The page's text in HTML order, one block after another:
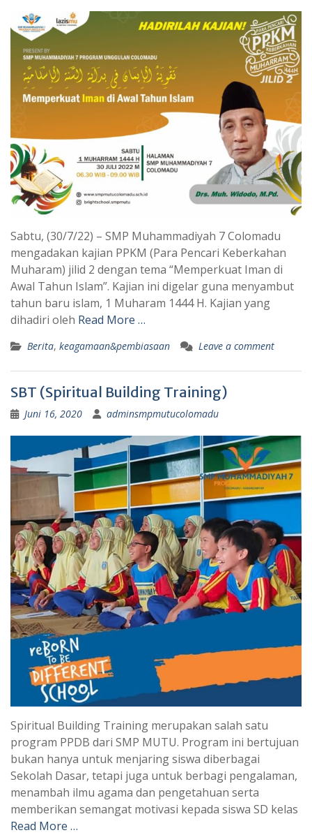
Sabtu, (30/7/22) – SMP Muhammadiyah 7 Colomadu
mengadakan kajian PPKM (Para Pencari Keberkahan
Muharam) jilid 2 dengan tema “Memperkuat Iman di
Awal Tahun Islam”. Kajian ini digelar guna menyambut
tahun baru islam, 1 Muharam 1444 H. Kajian yang
dihadiri oleh Read More …
Berita, keagamaan&pembiasaan Leave a comment
SBT (Spiritual Building Training)
Juni 16, 2020 adminsmpmutucolomadu
Spiritual Building Training merupakan salah satu
program PPDB dari SMP MUTU. Program ini bertujuan
bukan hanya untuk menjaring siswa diberbagai
Sekolah Dasar, tetapi juga untuk berbagi pengalaman,
menambah ilmu agama dan pengetahuan serta
memberikan semangat motivasi kepada siswa SD kelas
Read More …